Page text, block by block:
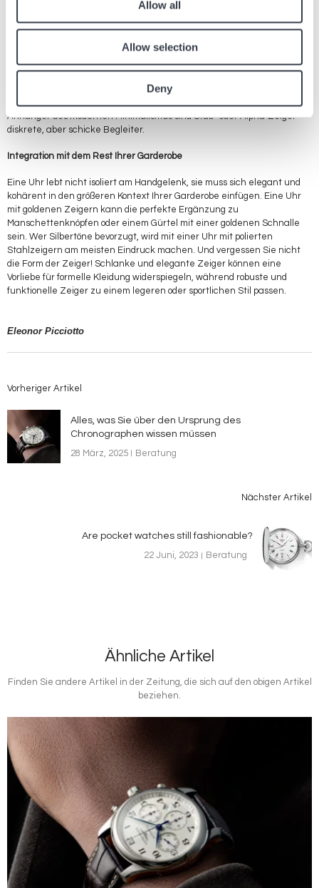
Allow all
Allow selection
Deny
Details liegt. Bevor Sie sich vom ersten Zifferblatt, das Ihnen ins Auge
fällt, verführen lassen, nehmen Sie sich einen Moment Zeit, um die
Ihren Bedürfnissen in Einklang stehen. Wenn Sie viel unterwegs sind,
ist eine Uhr mit Leuchtzeigern vielleicht mehr als nur eine ästhetische
Wahl, sondern ein echter Verbündeter in der Dunkelheit. Für
diejenigen, die zum Klassizismus neigen, werden Dauphine- oder
Blattzeiger einen Hauch von traditioneller Eleganz verleihen. Für
Anhänger des modernen Minimalismus sind Stab- oder Alpha-Zeiger
diskrete, aber schicke Begleiter.
Integration mit dem Rest Ihrer Garderobe
Eine Uhr lebt nicht isoliert am Handgelenk, sie muss sich elegant und
kohärent in den größeren Kontext Ihrer Garderobe einfügen. Eine Uhr
mit goldenen Zeigern kann die perfekte Ergänzung zu
Manschettenknöpfen oder einem Gürtel mit einer goldenen Schnalle
sein. Wer Silbertöne bevorzugt, wird mit einer Uhr mit polierten
Stahlzeigern am meisten Eindruck machen. Und vergessen Sie nicht
die Form der Zeiger! Schlanke und elegante Zeiger können eine
Vorliebe für formelle Kleidung widerspiegeln, während robuste und
funktionelle Zeiger zu einem legeren oder sportlichen Stil passen.
Eleonor Picciotto
Vorheriger Artikel
Alles, was Sie über den Ursprung des
Chronographen wissen müssen
28 März, 2025
Beratung
Nächster Artikel
Are pocket watches still fashionable?
22 Juni, 2023
Beratung
Ähnliche Artikel
Finden Sie andere Artikel in der Zeitung, die sich auf den obigen Artikel
beziehen.